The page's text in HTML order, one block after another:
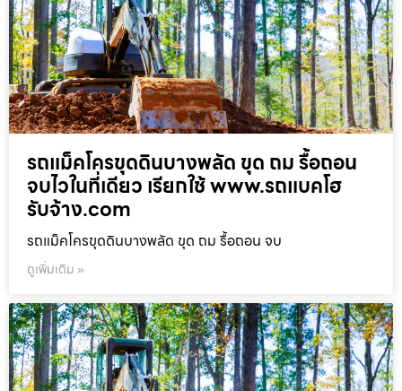
รถแม็คโครขุดดินบางพลัด ขุด ถม รื้อถอน
จบไวในที่เดียว เรียกใช้ www.รถแบคโฮ
รับจ้าง.com
รถแม็คโครขุดดินบางพลัด ขุด ถม รื้อถอน จบ
ดูเพิ่มเติม »